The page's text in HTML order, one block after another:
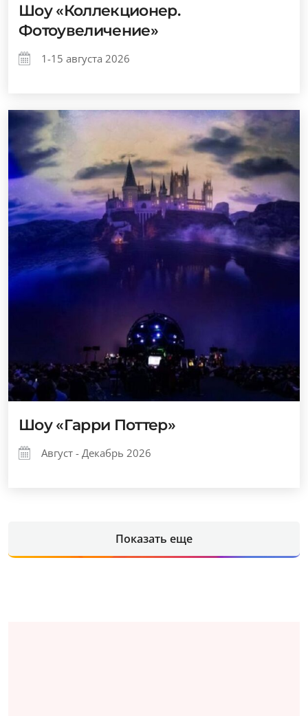
Шоу «Коллекционер.
Фотоувеличение»
1-15 августа 2026
Шоу «Гарри Поттер»
Август - Декабрь 2026
Показать еще